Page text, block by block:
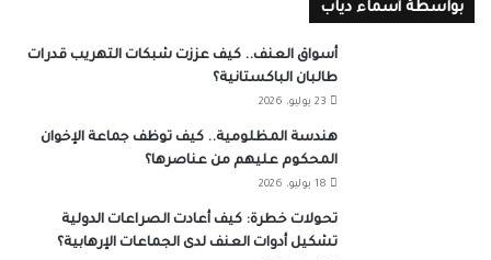
بواسطة أسماء دياب
أسواق العنف.. كيف عززت شبكات التهريب قدرات
طالبان الباكستانية؟
23 يوليو، 2026
هندسة المظلومية.. كيف توظف جماعة الإخوان
المحكوم عليهم من عناصرها؟
18 يوليو، 2026
تحولات خطرة: كيف أعادت الصراعات الدولية
تشكيل أدوات العنف لدى الجماعات الإرهابية؟